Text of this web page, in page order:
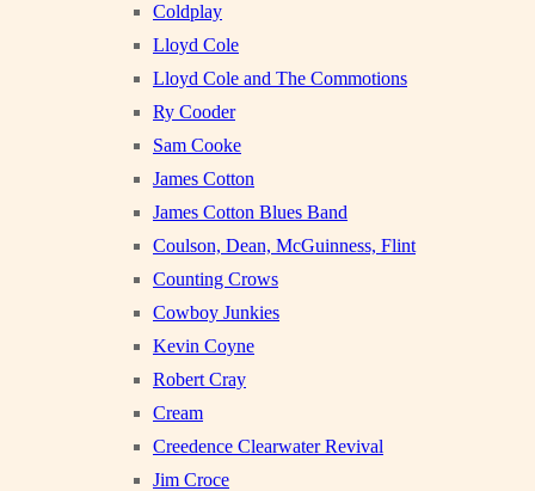
Coldplay
Lloyd Cole
Lloyd Cole and The Commotions
Ry Cooder
Sam Cooke
James Cotton
James Cotton Blues Band
Coulson, Dean, McGuinness, Flint
Counting Crows
Cowboy Junkies
Kevin Coyne
Robert Cray
Cream
Creedence Clearwater Revival
Jim Croce